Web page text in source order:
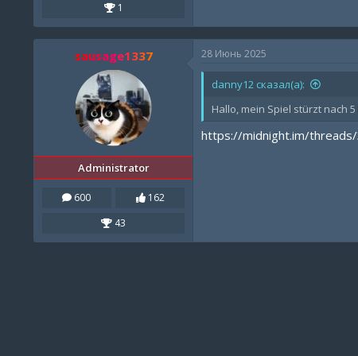
1
sausage1337
Administrator
600
162
43
28 Июнь 2025
danny12 сказал(а):
Hallo, mein Spiel stürzt nach
https://midnight.im/